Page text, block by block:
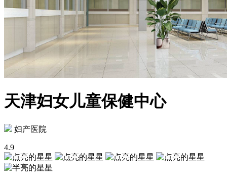
天津妇女儿童保健中心
妇产医院
4.9